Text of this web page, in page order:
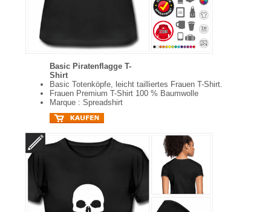
Basic Piratenflagge T-
Shirt
Basic Totenköpfe, leicht tailliertes Frauen T-Shirt.
Frauen Premium T-Shirt 100 % Baumwolle
Marque : Spreadshirt